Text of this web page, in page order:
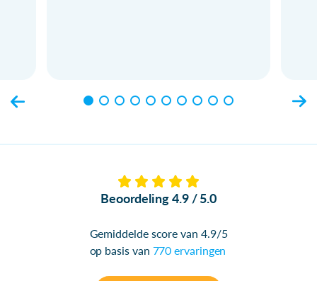
Beoordeling 4.9 / 5.0
Gemiddelde score van 4.9/5
op basis van 770 ervaringen